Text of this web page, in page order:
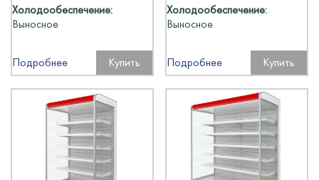
Холодообеспечение:
Выносное
Подробнее Купить
Холодообеспечение:
Выносное
Подробнее Купить